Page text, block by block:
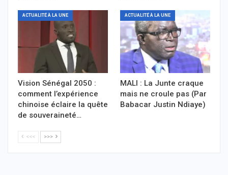
ACTUALITÉ À LA UNE
Vision Sénégal 2050 :
comment l’expérience
chinoise éclaire la quête
de souveraineté…
ACTUALITÉ À LA UNE
MALI : La Junte craque
mais ne croule pas (Par
Babacar Justin Ndiaye)
<<< >>>